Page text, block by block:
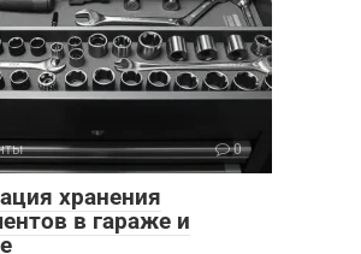
0
хранения
в гараже и